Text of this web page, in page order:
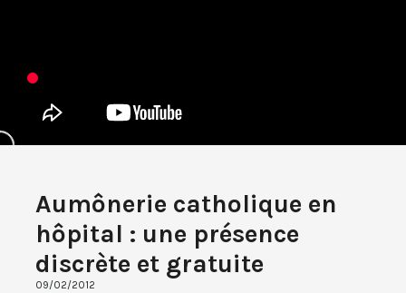
Aumônerie catholique en
hôpital : une présence
discrète et gratuite
09/02/2012